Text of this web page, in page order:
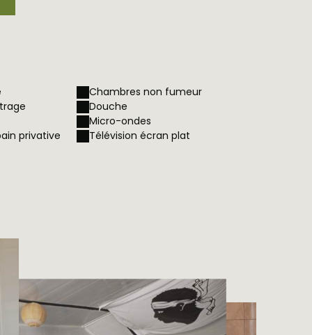
Chambres non fumeur
Douche
Micro-ondes
privative
Télévision écran plat